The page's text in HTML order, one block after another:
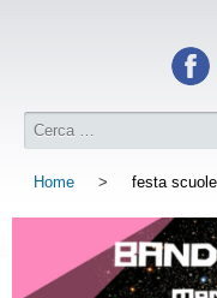
Home > festa